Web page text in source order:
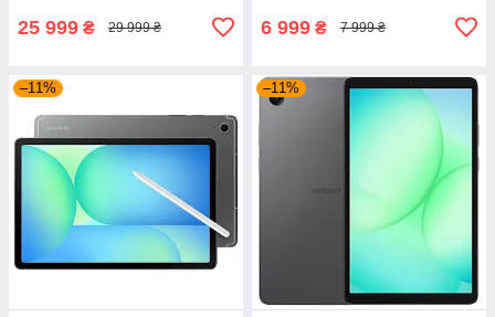
25 999 ₴ 29 999 ₴ 6 999 ₴ 7 999 ₴
–11% –11%